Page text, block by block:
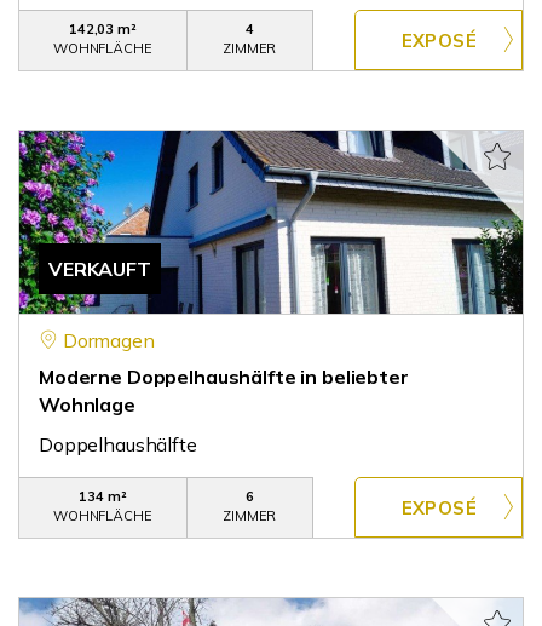
142,03 m²
WOHNFLÄCHE
4
ZIMMER
VERKAUFT
Dormagen
Moderne Doppelhaushälfte in beliebter
Wohnlage
Doppelhaushälfte
134 m²
WOHNFLÄCHE
6
ZIMMER